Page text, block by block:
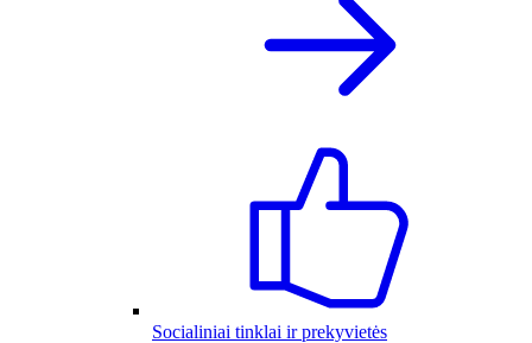
Socialiniai tinklai ir prekyvietės